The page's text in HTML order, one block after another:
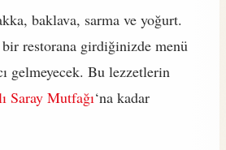
baklava, sarma ve yoğurt.
bir restorana girdiğinizde menü
gelmeyecek. Bu lezzetlerin
Saray Mutfağı‘na kadar